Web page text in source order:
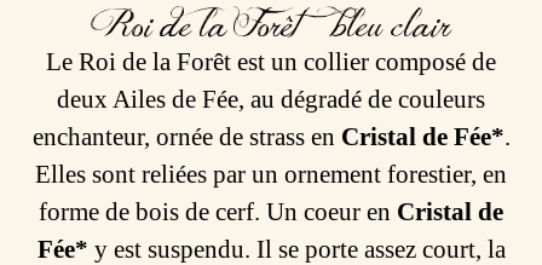
Roi de la Forêt – bleu clair
Le Roi de la Forêt est un collier composé de
deux Ailes de Fée, au dégradé de couleurs
enchanteur, ornée de strass en Cristal de Fée*.
Elles sont reliées par un ornement forestier, en
forme de bois de cerf. Un coeur en Cristal de
Fée* y est suspendu. Il se porte assez court, la